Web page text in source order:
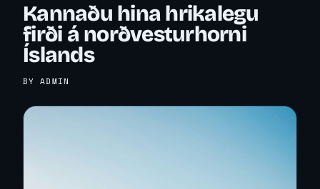
Kannaðu hina hrikalegu
firði á norðvesturhorni
Íslands
BY ADMIN